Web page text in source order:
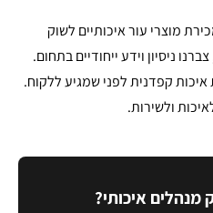
ומכירת מוצרי עור איכותיים לשוק
ניסיון וידע ייחודיים בתחום.
קפדנית לפני שמגיע ללקוח.
ולשירות.
מנהלים איכותי?